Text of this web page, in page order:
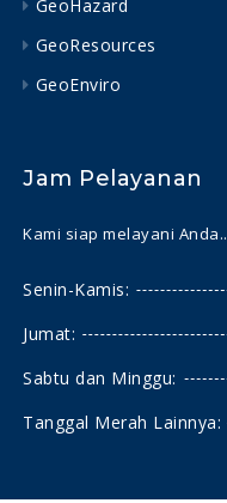
GeoHazard
GeoResources
GeoEnviro
Jam Pelayanan
Kami siap melayani Anda..
Senin-Kamis:
Jumat:
Sabtu dan Minggu:
Tanggal Merah Lainnya: